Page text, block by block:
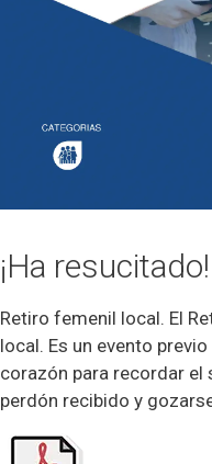
¡Ha resucitado!
Retiro femenil local. El
local. Es un evento
corazón para recordar
perdón recibido y